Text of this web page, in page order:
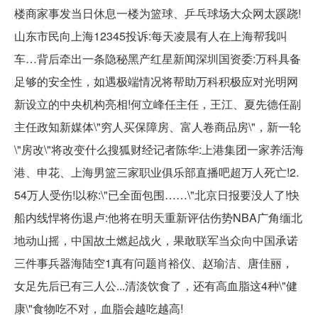
楼商家事发当日休息一楼为篮球、乒乓球场大众网太蹊跷!
山东市民向上海12345投诉:每天凌晨有人在上海帮我叫
车…背后牵出一条隐秘黑产红星新闻深圳国资委:万科具备
足够的安全性，如遇极端情况将帮助万科积极应对光明网
新设立的中央机构亮相!何立峰任主任，王江、夏先德任副
主任政知新媒体\"穷人买保障房、富人卷商品房\"，新一轮
\"房改\"将改变什么搜狐财经记者陈华:上港集团一家养活海
港、申花、上海男篮三家职业俱乐部直播吧超万人死亡!2.
54万人受伤!以称:\"已全面包围……\"北京日报要没人了!快
船内线悍将伤退卢:他将在明天重新评估伤势NBA广角缅北
地动山摇，中国故土燃起战火，果敢联军当众向中国承诺
三件事兵器海陆空1真有问题肖裕仪、赵瑜洁、唐佳丽，
女足先后已有三人公...清淡饮食了，还有高血脂这4种\"健
康\"食物吃不对，血脂会越吃越高!